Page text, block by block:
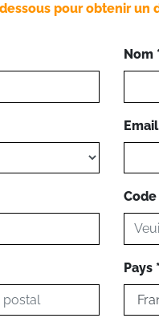
pour obtenir un
Nom
Pays